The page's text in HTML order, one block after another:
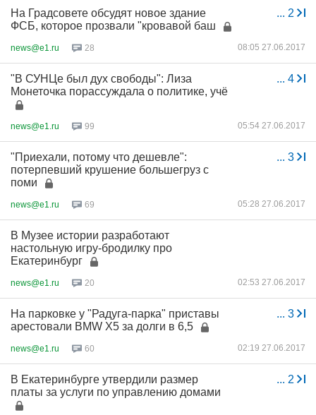
... 2
На Градсовете обсудят новое здание
ФСБ, которое прозвали "кровавой баш
news@e1.ru 28 08:05 27.06.2017
... 4
"В СУНЦе был дух свободы": Лиза
Монеточка порассуждала о политике, учё
news@e1.ru 99 05:54 27.06.2017
... 3
"Приехали, потому что дешевле":
потерпевший крушение большегруз с
поми
news@e1.ru 69 05:28 27.06.2017
В Музее истории разработают
настольную игру-бродилку про
Екатеринбург
news@e1.ru 20 02:53 27.06.2017
... 3
На парковке у "Радуга-парка" приставы
арестовали BMW X5 за долги в 6,5
news@e1.ru 60 02:19 27.06.2017
... 2
В Екатеринбурге утвердили размер
платы за услуги по управлению домами